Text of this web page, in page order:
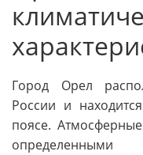
Город Орел
России и
поясе.
определенными